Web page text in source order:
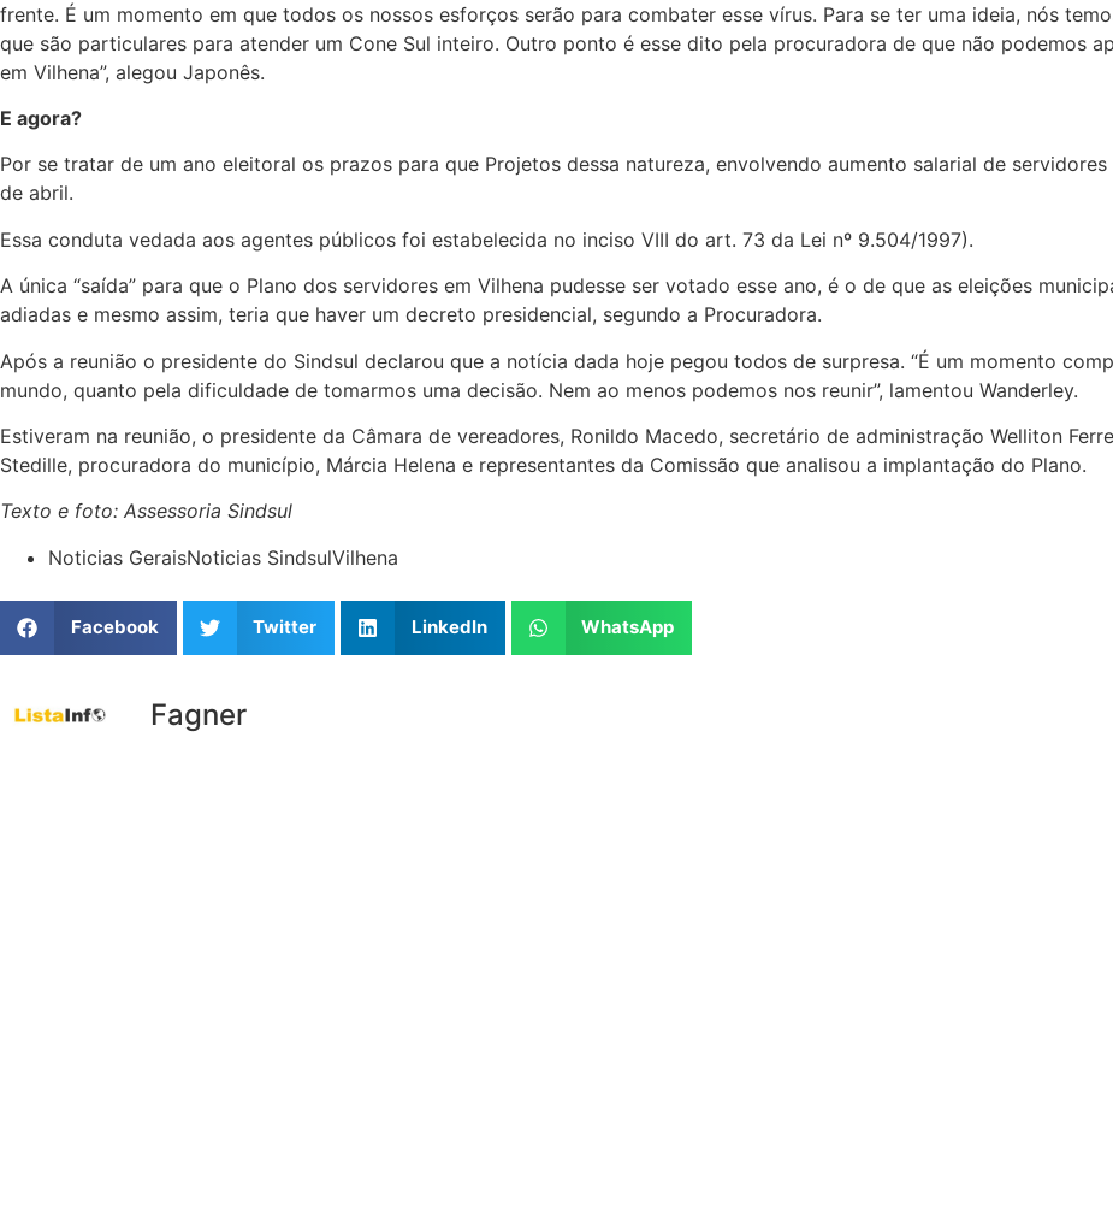
frente. É um momento em que todos os nossos esforços serão para combater esse vírus. Para se ter uma ideia, nós
que são particulares para atender um Cone Sul inteiro. Outro ponto é esse dito pela procuradora de que não podemos
em Vilhena”, alegou Japonês.
E agora?
Por se tratar de um ano eleitoral os prazos para que Projetos dessa natureza, envolvendo aumento salarial de
de abril.
Essa conduta vedada aos agentes públicos foi estabelecida no inciso VIII do art. 73 da Lei nº 9.504/1997).
A única “saída” para que o Plano dos servidores em Vilhena pudesse ser votado esse ano, é o de que as eleições
adiadas e mesmo assim, teria que haver um decreto presidencial, segundo a Procuradora.
Após a reunião o presidente do Sindsul declarou que a notícia dada hoje pegou todos de surpresa. “É um momento
mundo, quanto pela dificuldade de tomarmos uma decisão. Nem ao menos podemos nos reunir”, lamentou Wanderley.
Estiveram na reunião, o presidente da Câmara de vereadores, Ronildo Macedo, secretário de administração Welliton
Stedille, procuradora do município, Márcia Helena e representantes da Comissão que analisou a implantação do Plano.
Texto e foto: Assessoria Sindsul
Noticias GeraisNoticias SindsulVilhena
Facebook Twitter LinkedIn WhatsApp
Fagner